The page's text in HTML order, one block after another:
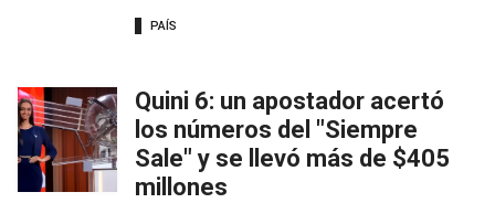
PAÍS
Quini 6: un apostador acertó
los números del "Siempre
Sale" y se llevó más de $405
millones